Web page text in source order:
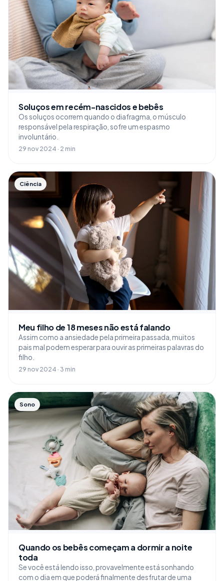
Soluços em recém-nascidos e bebês
Os soluços ocorrem quando o diafragma, o músculo
responsável pela respiração, sofre um espasmo
involuntário.
29 nov 2024 · 2 min
Ciência
Meu filho de 18 meses não está falando
Assim como a ansiedade pela primeira passada, muitos
pais mal podem esperar para ouvir as primeiras palavras do
filho.
29 nov 2024 · 3 min
Sono
Quando os bebês começam a dormir a noite
toda
Se você está lendo isso, provavelmente está sonhando
com o dia em que poderá finalmente desfrutar de uma